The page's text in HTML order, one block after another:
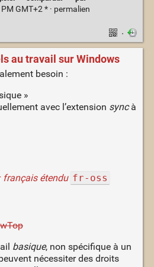
GMT+2 * · permalien
·
au travail sur Windows
besoin :
»
avec l’extension syncà
français étendu fr-oss
basique, non spécifique à un
nécessiter des droits